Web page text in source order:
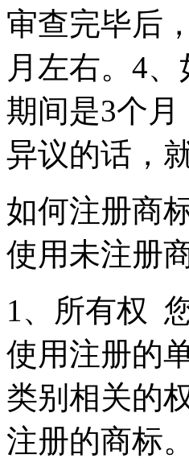
审查完毕后
月左右。4
期间是3个
异议的话，
如何注册商
使用未注册
1、所有权
使用注册的
类别相关的
注册的商标。